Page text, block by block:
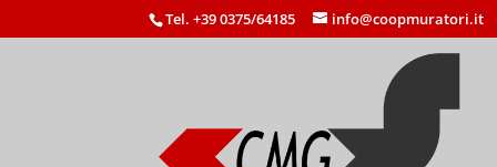
Tel. +39 0375/64185 info@coopmuratori.it